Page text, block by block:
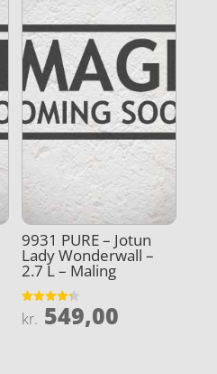
9931 PURE – Jotun
Lady Wonderwall –
2.7 L – Maling
Vurderet
4.3
kr. 549,00